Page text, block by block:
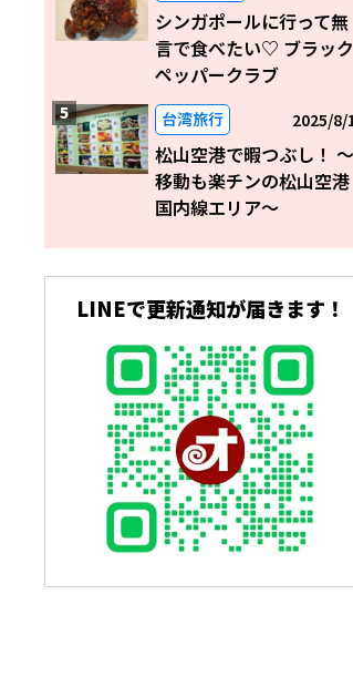
シンガポールに行って無
言で食べたい♡ ブラック
ペッパークラブ
台湾旅行 2025/8/
松山空港で暇つぶし！ 〜
移動も楽チンの松山空港
国内線エリア～
LINEで更新通知が届きます！